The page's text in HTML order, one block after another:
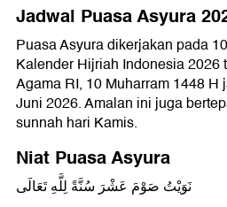
Jadwal Puasa Asyura
Puasa Asyura dikerjakan pada
Kalender Hijriah Indonesia 2026
Agama RI, 10 Muharram 1448 H
Juni 2026. Amalan ini juga
sunnah hari Kamis.
Niat Puasa Asyura
نَوَيْتُ صَوْمَ عَشْرَ سُنَّةً لِلَّهِ تَعَالَى